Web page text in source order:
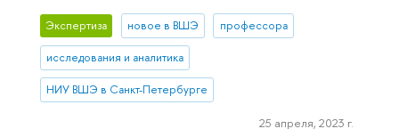
Экспертиза новое в ВШЭ профессора
исследования и аналитика
НИУ ВШЭ в Санкт-Петербурге
25 апреля, 2023 г.